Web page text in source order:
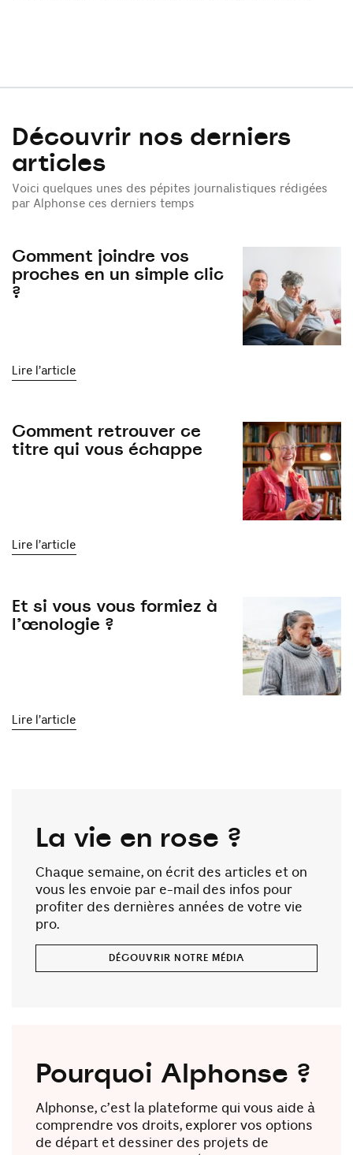
Découvrir nos derniers
articles
Voici quelques unes des pépites journalistiques rédigées
par Alphonse ces derniers temps
Comment joindre vos
proches en un simple clic
?
Lire l’article
Comment retrouver ce
titre qui vous échappe
Lire l’article
Et si vous vous formiez à
l’œnologie ?
Lire l’article
La vie en rose ?
Chaque semaine, on écrit des articles et on
vous les envoie par e-mail des infos pour
profiter des dernières années de votre vie
pro.
DÉCOUVRIR NOTRE MÉDIA
Pourquoi Alphonse ?
Alphonse, c’est la plateforme qui vous aide à
comprendre vos droits, explorer vos options
de départ et dessiner des projets de